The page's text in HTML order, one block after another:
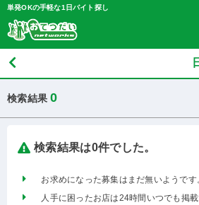
単発OKの手軽な1日バイト探し
検索結果0
検索結果は0件でした。
お求めになった募集はまだ無いようです
人手に困ったお店は24時間いつでも掲